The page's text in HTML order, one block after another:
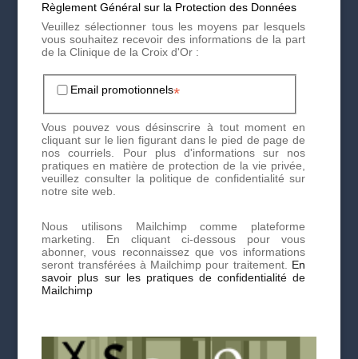
CONTACTEZ-NOUS
POUR UN RENDEZ-
VOUS
Une fois votre évaluation personnalisée reçue par email
du Dr Meyer, votre dossier patient sera finalisé. Vous
pourrez alors prendre rendez-vous à la Clinique du
Cheveu en nous contactant directement via notre
formulaire en ligne, par téléphone au+41227365050
par email à
Règlement Général sur la Protection des Données
Veuillez sélectionner tous les moyens par lesquels
vous souhaitez recevoir des informations de la part
de la Clinique de la Croix d'Or :
Email promotionnels*
Vous pouvez vous désinscrire à tout moment en
cliquant sur le lien figurant dans le pied de page de
nos courriels. Pour plus d'informations sur nos
pratiques en matière de protection de la vie privée,
veuillez consulter la politique de confidentialité sur
notre site web.
Nous utilisons Mailchimp comme plateforme
marketing. En cliquant ci-dessous pour vous
abonner, vous reconnaissez que vos informations
seront transférées à Mailchimp pour traitement. En
savoir plus sur les pratiques de confidentialité de
Mailchimp